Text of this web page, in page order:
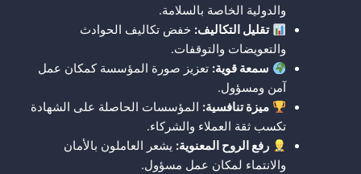
والدولية الخاصة بالسلامة.
تقليل التكاليف: خفض تكاليف الحوادث
والتعويضات والتوقفات.
سمعة قوية: تعزيز صورة المؤسسة كمكان عمل
آمن ومسؤول.
ميزة تنافسية: المؤسسات الحاصلة على الشهادة
تكسب ثقة العملاء والشركاء.
رفع الروح المعنوية: يشعر العاملون بالأمان
والانتماء لمكان عمل مسؤول.